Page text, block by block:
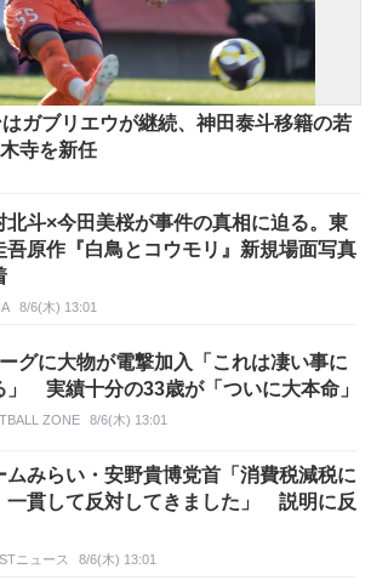
ガブリエウが継続、神田泰斗移籍の若
寺を新任
北斗×今田美桜が事件の真相に迫る。東
吾原作『白鳥とコウモリ』新規場面写真
8/6(木) 13:01
グに大物が電撃加入「これは凄い事に
」 実績十分の33歳が「ついに大本命」
ZONE 8/6(木) 13:01
ムみらい・安野貴博党首「消費税減税に
一貫して反対してきました」 説明に反
ニュース 8/6(木) 13:01